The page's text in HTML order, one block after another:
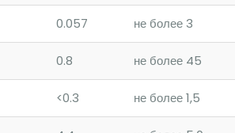
0.057 не более 3
0.8 не более 45
<0.3 не более 1,5